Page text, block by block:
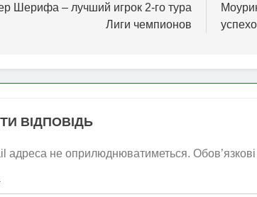
Шерифа – лучший игрок 2-го тура
Лиги чемпионов
ВІДПОВІДЬ
адреса не оприлюднюватиметься.